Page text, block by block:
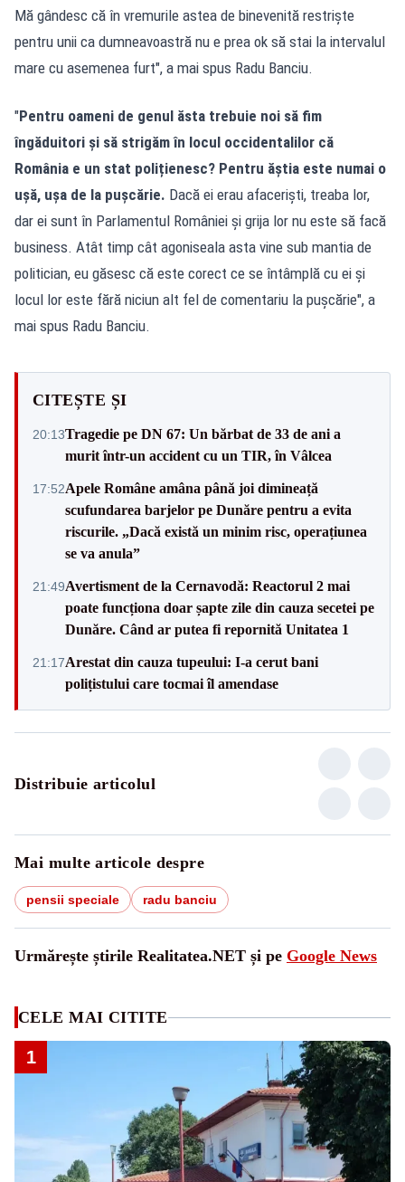
Mă gândesc că în vremurile astea de binevenită restriște
pentru unii ca dumneavoastră nu e prea ok să stai la intervalul
mare cu asemenea furt", a mai spus Radu Banciu.
"Pentru oameni de genul ăsta trebuie noi să fim
îngăduitori și să strigăm în locul occidentalilor că
România e un stat polițienesc? Pentru ăștia este numai o
ușă, ușa de la pușcărie. Dacă ei erau afaceriști, treaba lor,
dar ei sunt în Parlamentul României și grija lor nu este să facă
business. Atât timp cât agoniseala asta vine sub mantia de
politician, eu găsesc că este corect ce se întâmplă cu ei și
locul lor este fără niciun alt fel de comentariu la pușcărie", a
mai spus Radu Banciu.
CITEȘTE ȘI
20:13Tragedie pe DN 67: Un bărbat de 33 de ani a
murit într-un accident cu un TIR, în Vâlcea
17:52Apele Române amâna până joi dimineață
scufundarea barjelor pe Dunăre pentru a evita
riscurile. „Dacă există un minim risc, operațiunea
se va anula”
21:49Avertisment de la Cernavodă: Reactorul 2 mai
poate funcționa doar șapte zile din cauza secetei pe
Dunăre. Când ar putea fi repornită Unitatea 1
21:17Arestat din cauza tupeului: I-a cerut bani
polițistului care tocmai îl amendase
Distribuie articolul
Mai multe articole despre
pensii speciale radu banciu
Urmărește știrile Realitatea.NET și pe Google News
CELE MAI CITITE
1